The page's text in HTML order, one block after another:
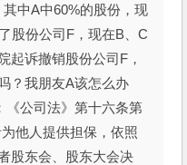
中A中60%的股份，现
股份公司F，现在B、C
起诉撤销股份公司F，
？我朋友A该怎么办
《公司法》第十六条第
他人提供担保，依照
股东会、股东大会决